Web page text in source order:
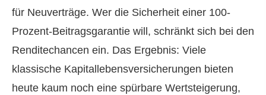
für Neuverträge. Wer die Sicherheit einer 100-
Prozent-Beitragsgarantie will, schränkt sich bei den
Renditechancen ein. Das Ergebnis: Viele
klassische Ka­pi­tal­le­bens­ver­si­che­rungen bieten
heute kaum noch eine spürbare Wertsteigerung,